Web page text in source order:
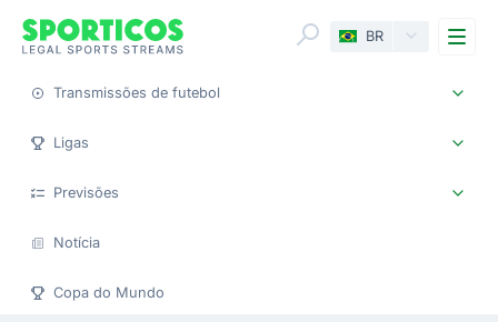
BR
Transmissões de futebol
Ligas
Previsões
Notícia
Copa do Mundo